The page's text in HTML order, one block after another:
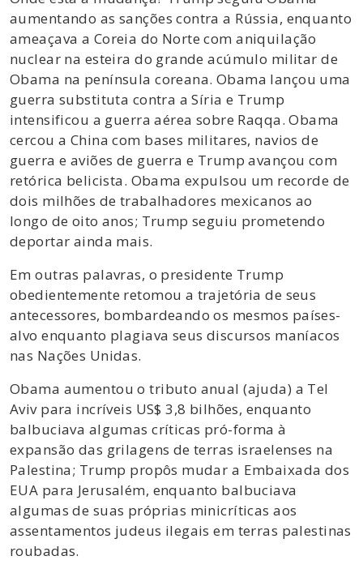
aumentando as sanções contra a Rússia, enquanto
ameaçava a Coreia do Norte com aniquilação
nuclear na esteira do grande acúmulo militar de
Obama na península coreana. Obama lançou uma
guerra substituta contra a Síria e Trump
intensificou a guerra aérea sobre Raqqa. Obama
cercou a China com bases militares, navios de
guerra e aviões de guerra e Trump avançou com
retórica belicista. Obama expulsou um recorde de
dois milhões de trabalhadores mexicanos ao
longo de oito anos; Trump seguiu prometendo
deportar ainda mais.
Em outras palavras, o presidente Trump
obedientemente retomou a trajetória de seus
antecessores, bombardeando os mesmos países-
alvo enquanto plagiava seus discursos maníacos
nas Nações Unidas.
Obama aumentou o tributo anual (ajuda) a Tel
Aviv para incríveis US$ 3,8 bilhões, enquanto
balbuciava algumas críticas pró-forma à
expansão das grilagens de terras israelenses na
Palestina; Trump propôs mudar a Embaixada dos
EUA para Jerusalém, enquanto balbuciava
algumas de suas próprias minicríticas aos
assentamentos judeus ilegais em terras palestinas
roubadas.